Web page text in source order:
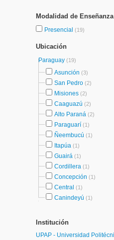
Modalidad de Enseñanza
Presencial (19)
Ubicación
Paraguay (19)
Asunción (3)
San Pedro (2)
Misiones (2)
Caaguazú (2)
Alto Paraná (2)
Paraguarí (1)
Ñeembucú (1)
Itapúa (1)
Guairá (1)
Cordillera (1)
Concepción (1)
Central (1)
Canindeyú (1)
Institución